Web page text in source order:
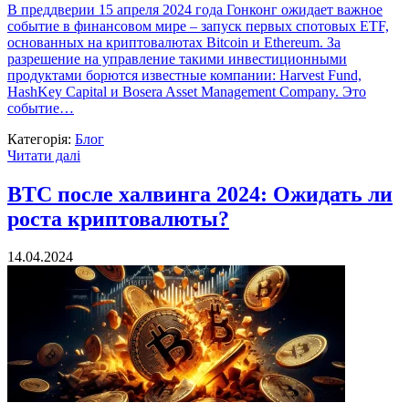
В преддверии 15 апреля 2024 года Гонконг ожидает важное
событие в финансовом мире – запуск первых спотовых ETF,
основанных на криптовалютах Bitcoin и Ethereum. За
разрешение на управление такими инвестиционными
продуктами борются известные компании: Harvest Fund,
HashKey Capital и Bosera Asset Management Company. Это
событие…
Категорія: Блог
Читати далі
BTC после халвинга 2024: Ожидать ли
роста криптовалюты?
14.04.2024